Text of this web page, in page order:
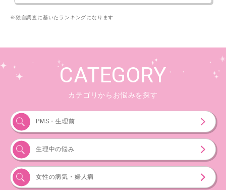
※独自調査に基いたランキングになります
CATEGORY
カテゴリからお悩みを探す
PMS・生理前
生理中の悩み
女性の病気・婦人病